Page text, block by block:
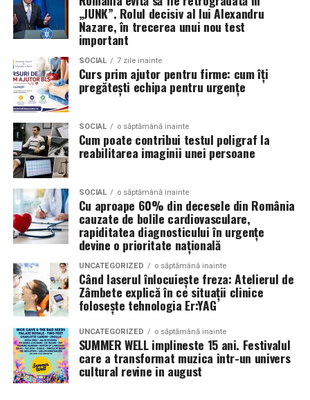
Comparativ cu alte procedee
Proce­dul AREC se diferenţiază de alte metode de
inhalare sau salinoterapie prin:
Sarea nu provine din simple blocuri de sare sau
pereţi salini; nu este doar efect decorativ sau
wellness. În AREC, atmosfera este creată cu
particule fine de sare, încărcate electric.
Spre deosebire de salinele artificiale care folosesc
vaporizatoare sau aerosoli umedi, procedeele
convenţionale nu garantează pătrunderea
particulelor mici în bronhii și nu oferă stabilitate a
microclimei.
Dispozitivele de suflare (cum ar fi ventilatoare /
generatoare de aerosol) pot produce particule mari
sau variaţii în concentrația de sare, ceea ce reduce
eficiența. AREC evită aceste probleme.
Pentru cine este utilă terapia
Respysal?
„JUNK”. Rolul decisiv al lui Alexandru
Nazare, în trecerea unui nou test
important
SOCIAL 7 zile inainte
Curs prim ajutor pentru firme: cum îți
pregătești echipa pentru urgențe
SOCIAL o săptămână inainte
Cum poate contribui testul poligraf la
reabilitarea imaginii unei persoane
SOCIAL o săptămână inainte
Cu aproape 60% din decesele din România
cauzate de bolile cardiovasculare,
rapiditatea diagnosticului în urgențe
devine o prioritate națională
UNCATEGORIZED o săptămână inainte
Când laserul înlocuiește freza: Atelierul de
Zâmbete explică în ce situații clinice
folosește tehnologia Er:YAG
UNCATEGORIZED o săptămână inainte
SUMMER WELL implineste 15 ani. Festivalul
care a transformat muzica intr-un univers
cultural revine in august